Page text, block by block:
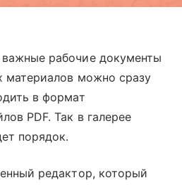
рабочие документы
материалов можно сразу
в формат
PDF. Так в галерее
порядок.
редактор, который